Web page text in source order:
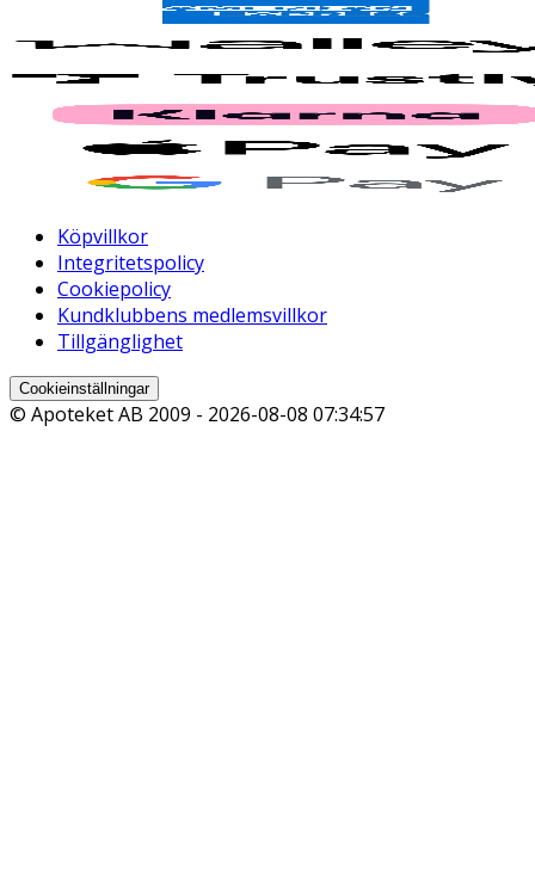
Köpvillkor
Integritetspolicy
Cookiepolicy
Kundklubbens medlemsvillkor
Tillgänglighet
Cookieinställningar
© Apoteket AB 2009 - 2026-08-08 07:34:57